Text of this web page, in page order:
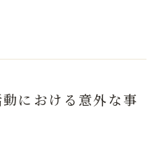
における意外な事